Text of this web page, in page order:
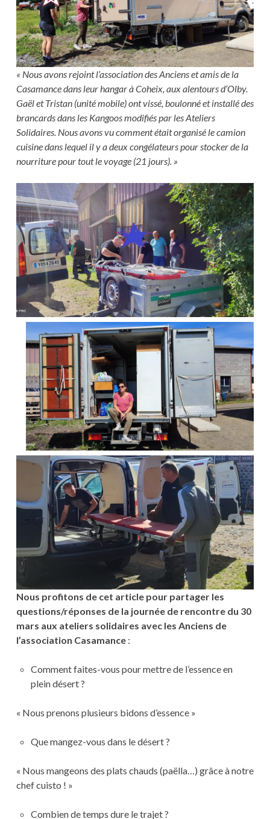
« Nous avons rejoint l’association des Anciens et amis de la
Casamance dans leur hangar à Coheix, aux alentours d’Olby.
Gaël et Tristan (unité mobile) ont vissé, boulonné et installé des
brancards dans les Kangoos modifiés par les Ateliers
Solidaires. Nous avons vu comment était organisé le camion
cuisine dans lequel il y a deux congélateurs pour stocker de la
nourriture pour tout le voyage (21 jours). »
Nous profitons de cet article pour partager les
questions/réponses de la journée de rencontre du 30
mars aux ateliers solidaires avec les Anciens de
l’association Casamance:
Comment faites-vous pour mettre de l’essence en
plein désert ?
« Nous prenons plusieurs bidons d’essence »
Que mangez-vous dans le désert ?
« Nous mangeons des plats chauds (paëlla…) grâce à notre
chef cuisto ! »
Combien de temps dure le trajet ?